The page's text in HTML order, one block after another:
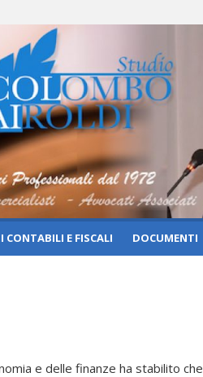
CONTABILI E FISCALI DOCUMENTI
e delle finanze ha stabilito che